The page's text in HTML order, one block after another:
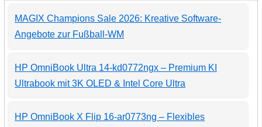
MAGIX Champions Sale 2026: Kreative Software-
Angebote zur Fußball-WM
HP OmniBook Ultra 14-kd0772ngx – Premium KI
Ultrabook mit 3K OLED & Intel Core Ultra
HP OmniBook X Flip 16-ar0773ng – Flexibles